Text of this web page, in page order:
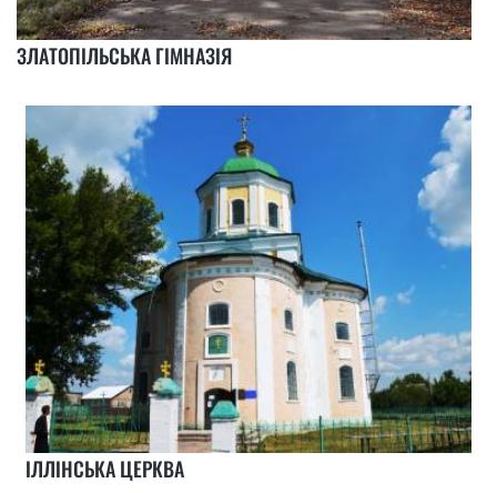
ЗЛАТОПІЛЬСЬКА ГІМНАЗІЯ
ІЛЛІНСЬКА ЦЕРКВА